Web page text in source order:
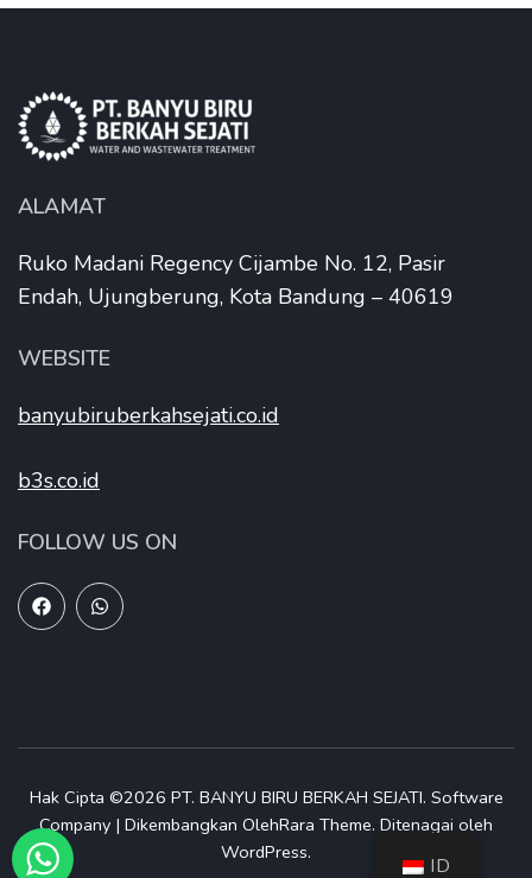
ALAMAT
Ruko Madani Regency Cijambe No. 12, Pasir
Endah, Ujungberung, Kota Bandung – 40619
WEBSITE
banyubiruberkahsejati.co.id
b3s.co.id
FOLLOW US ON
Hak Cipta ©2026 PT. BANYU BIRU BERKAH SEJATI. Software
Company | Dikembangkan OlehRara Theme. Ditenagai oleh
WordPress.
ID